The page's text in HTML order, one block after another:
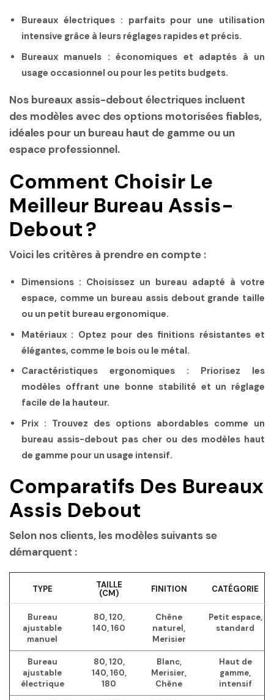
Bureaux électriques : parfaits pour une utilisation
intensive grâce à leurs réglages rapides et précis.
Bureaux manuels : économiques et adaptés à un
usage occasionnel ou pour les petits budgets.
Nos bureaux assis-debout électriques incluent
des modèles avec des options motorisées fiables,
idéales pour un bureau haut de gamme ou un
espace professionnel.
Comment Choisir Le
Meilleur Bureau Assis-
Debout ?
Voici les critères à prendre en compte :
Dimensions : Choisissez un bureau adapté à votre
espace, comme un bureau assis debout grande taille
ou un petit bureau ergonomique.
Matériaux : Optez pour des finitions résistantes et
élégantes, comme le bois ou le métal.
Caractéristiques ergonomiques : Priorisez les
modèles offrant une bonne stabilité et un réglage
facile de la hauteur.
Prix : Trouvez des options abordables comme un
bureau assis-debout pas cher ou des modèles haut
de gamme pour un usage intensif.
Comparatifs Des Bureaux
Assis Debout
Selon nos clients, les modèles suivants se
démarquent :
TYPE
TAILLE
(CM)
FINITION CATÉGORIE
Bureau
ajustable
manuel
80, 120,
140, 160
Chêne
naturel,
Merisier
Petit espace,
standard
Bureau
ajustable
électrique
80, 120,
140, 160,
180
Blanc,
Merisier,
Chêne
Haut de
gamme,
intensif